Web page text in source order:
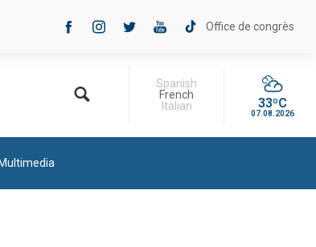
Office de congrès
Spanish
French
Italian
33ºC
07.08.2026
Multimedia